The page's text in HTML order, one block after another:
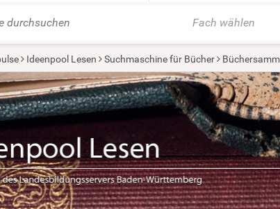
Fach wählen
Ideenpool Lesen Suchmaschine für Bücher